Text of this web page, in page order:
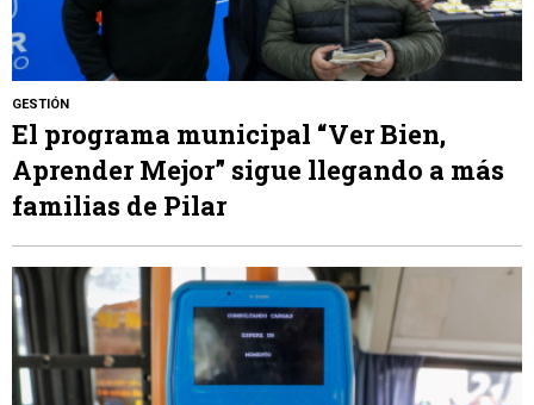
GESTIÓN
El programa municipal “Ver Bien,
Aprender Mejor” sigue llegando a más
familias de Pilar